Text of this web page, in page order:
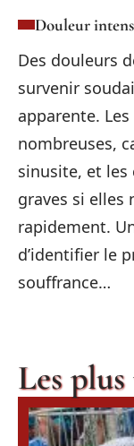
Douleur
Des douleurs
survenir
apparente.
nombreuses,
sinusite, et
graves si elles
rapidement.
d’identifier le
souffrance…
Les